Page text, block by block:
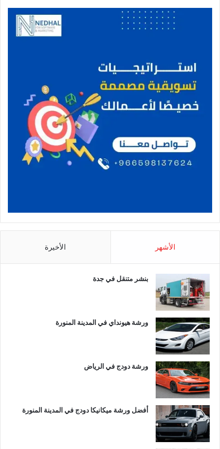
الأشهر الأخيرة
بنشر متنقل في جدة
ورشة هيونداي في المدينة المنورة
ورشة دودج في الرياض
أفضل ورشة ميكانيكا دودج في المدينة المنورة